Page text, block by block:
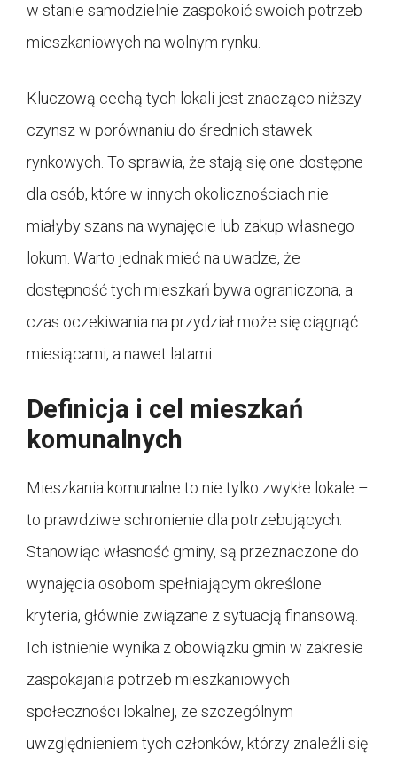
w stanie samodzielnie zaspokoić swoich potrzeb
mieszkaniowych na wolnym rynku.
Kluczową cechą tych lokali jest znacząco niższy
czynsz w porównaniu do średnich stawek
rynkowych. To sprawia, że stają się one dostępne
dla osób, które w innych okolicznościach nie
miałyby szans na wynajęcie lub zakup własnego
lokum. Warto jednak mieć na uwadze, że
dostępność tych mieszkań bywa ograniczona, a
czas oczekiwania na przydział może się ciągnąć
miesiącami, a nawet latami.
Definicja i cel mieszkań
komunalnych
Mieszkania komunalne to nie tylko zwykłe lokale –
to prawdziwe schronienie dla potrzebujących.
Stanowiąc własność gminy, są przeznaczone do
wynajęcia osobom spełniającym określone
kryteria, głównie związane z sytuacją finansową.
Ich istnienie wynika z obowiązku gmin w zakresie
zaspokajania potrzeb mieszkaniowych
społeczności lokalnej, ze szczególnym
uwzględnieniem tych członków, którzy znaleźli się